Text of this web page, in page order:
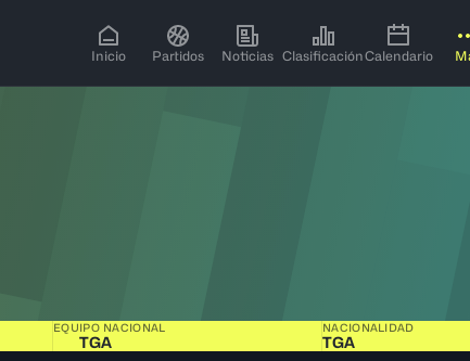
Inicio Partidos Noticias ClasificaciónCalendario
EQUIPO NACIONAL
TGA
NACIONALIDAD
TGA